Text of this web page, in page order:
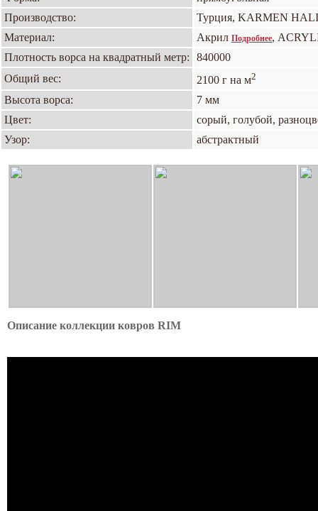
Производство:
Турция, KARMEN HALI
Материал:
Акрил Подробнее,
Плотность ворса на квадратный метр:
840000
Общий вес:
2100 г на м2
Высота ворса:
7 мм
Цвет:
сорый, голубой,
Узор:
абстрактный
Описание коллекции ковров RIM